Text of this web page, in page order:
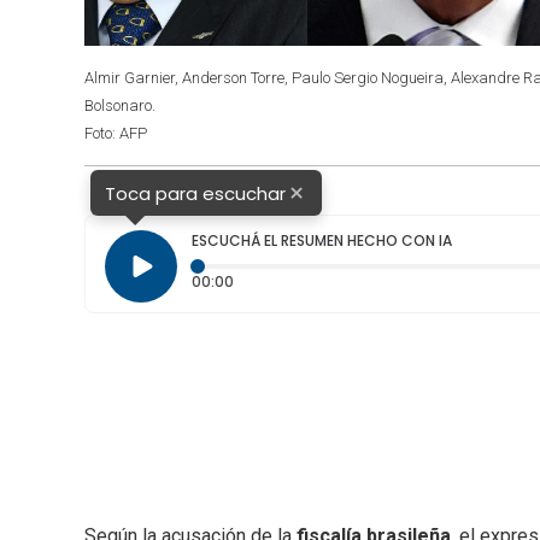
Almir Garnier, Anderson Torre, Paulo Sergio Nogueira, Alexandre
Bolsonaro.
Foto: AFP
Toca para escuchar×
ESCUCHÁ EL RESUMEN HECHO CON IA
00:00